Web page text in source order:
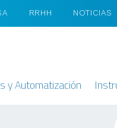
RRHH NOTICIAS
y Automatización